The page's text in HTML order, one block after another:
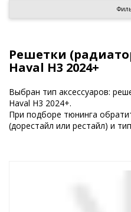
Решетки
Haval H3 2024+
Выбран тип аксессуаров:
Haval H3 2024+.
При подборе тюнинга
(дорестайл или рестайл) и